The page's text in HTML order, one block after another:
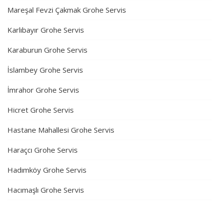
Mareşal Fevzi Çakmak Grohe Servis
Karlıbayır Grohe Servis
Karaburun Grohe Servis
İslambey Grohe Servis
İmrahor Grohe Servis
Hicret Grohe Servis
Hastane Mahallesi Grohe Servis
Haraçcı Grohe Servis
Hadımköy Grohe Servis
Hacımaşlı Grohe Servis